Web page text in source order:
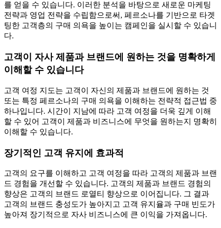
를 얻을 수 있습니다. 이러한 분석을 바탕으로 새로운 마케팅
전략과 영업 전략을 수립함으로써, 페르소나를 기반으로 타겟
팅한 고객층의 구매 의욕을 높이는 캠페인을 실시할 수 있습니
다.
고객이 자사 제품과 브랜드에 원하는 것을 명확하게
이해할 수 있습니다
고객 여정 지도는 고객이 자신의 제품과 브랜드에 원하는 것
또는 특정 페르소나의 구매 의욕을 이해하는 전략적 접근법 중
하나입니다. 시간이 지남에 따라 고객 여정을 더욱 깊게 이해
할 수 있어 고객이 제품과 비즈니스에 무엇을 원하는지 명확히
이해할 수 있습니다.
장기적인 고객 유지에 효과적
고객의 요구를 이해하고 고객 여정을 따라 고객의 제품과 브랜
드 경험을 개선할 수 있습니다. 고객의 제품과 브랜드 경험의
향상은 고객의 브랜드 로열티 향상으로 이어집니다. 그 결과
고객의 브랜드 충성도가 높아지고 고객 유지율과 구매 빈도가
높아져 장기적으로 자사 비즈니스에 큰 이익을 가져옵니다.